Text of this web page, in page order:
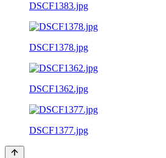
DSCF1383.jpg
DSCF1378.jpg
DSCF1362.jpg
DSCF1377.jpg